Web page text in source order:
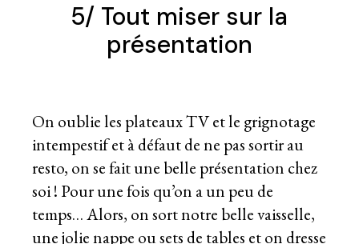
5/ Tout miser sur la
présentation
On oublie les plateaux TV et le grignotage
intempestif et à défaut de ne pas sortir au
resto, on se fait une belle présentation chez
soi ! Pour une fois qu’on a un peu de
temps… Alors, on sort notre belle vaisselle,
une jolie nappe ou sets de tables et on dresse